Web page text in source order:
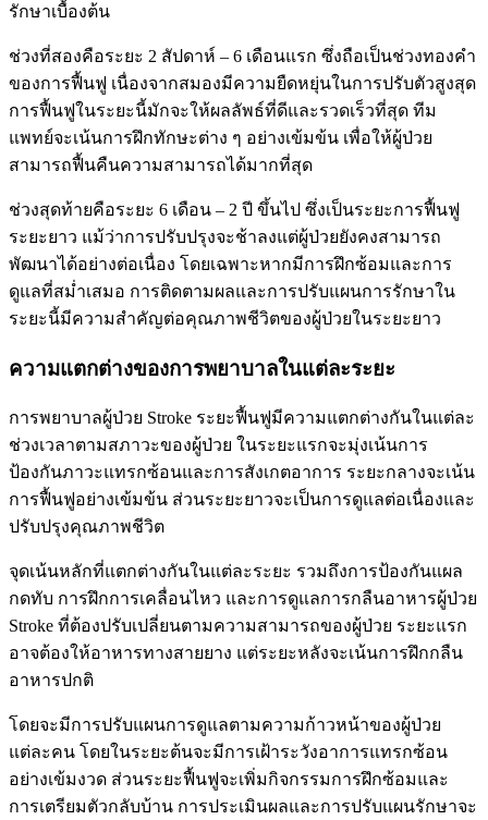
รักษาเบื้องต้น
ช่วงที่สองคือระยะ 2 สัปดาห์ – 6 เดือนแรก ซึ่งถือเป็นช่วงทองคำ
ของการฟื้นฟู เนื่องจากสมองมีความยืดหยุ่นในการปรับตัวสูงสุด
การฟื้นฟูในระยะนี้มักจะให้ผลลัพธ์ที่ดีและรวดเร็วที่สุด ทีม
แพทย์จะเน้นการฝึกทักษะต่าง ๆ อย่างเข้มข้น เพื่อให้ผู้ป่วย
สามารถฟื้นคืนความสามารถได้มากที่สุด
ช่วงสุดท้ายคือระยะ 6 เดือน – 2 ปี ขึ้นไป ซึ่งเป็นระยะการฟื้นฟู
ระยะยาว แม้ว่าการปรับปรุงจะช้าลงแต่ผู้ป่วยยังคงสามารถ
พัฒนาได้อย่างต่อเนื่อง โดยเฉพาะหากมีการฝึกซ้อมและการ
ดูแลที่สม่ำเสมอ การติดตามผลและการปรับแผนการรักษาใน
ระยะนี้มีความสำคัญต่อคุณภาพชีวิตของผู้ป่วยในระยะยาว
ความแตกต่างของการพยาบาลในแต่ละระยะ
การพยาบาลผู้ป่วย Stroke ระยะฟื้นฟูมีความแตกต่างกันในแต่ละ
ช่วงเวลาตามสภาวะของผู้ป่วย ในระยะแรกจะมุ่งเน้นการ
ป้องกันภาวะแทรกซ้อนและการสังเกตอาการ ระยะกลางจะเน้น
การฟื้นฟูอย่างเข้มข้น ส่วนระยะยาวจะเป็นการดูแลต่อเนื่องและ
ปรับปรุงคุณภาพชีวิต
จุดเน้นหลักที่แตกต่างกันในแต่ละระยะ รวมถึงการป้องกันแผล
กดทับ การฝึกการเคลื่อนไหว และการดูแลการกลืนอาหารผู้ป่วย
Stroke ที่ต้องปรับเปลี่ยนตามความสามารถของผู้ป่วย ระยะแรก
อาจต้องให้อาหารทางสายยาง แต่ระยะหลังจะเน้นการฝึกกลืน
อาหารปกติ
โดยจะมีการปรับแผนการดูแลตามความก้าวหน้าของผู้ป่วย
แต่ละคน โดยในระยะต้นจะมีการเฝ้าระวังอาการแทรกซ้อน
อย่างเข้มงวด ส่วนระยะฟื้นฟูจะเพิ่มกิจกรรมการฝึกซ้อมและ
การเตรียมตัวกลับบ้าน การประเมินผลและการปรับแผนรักษาจะ